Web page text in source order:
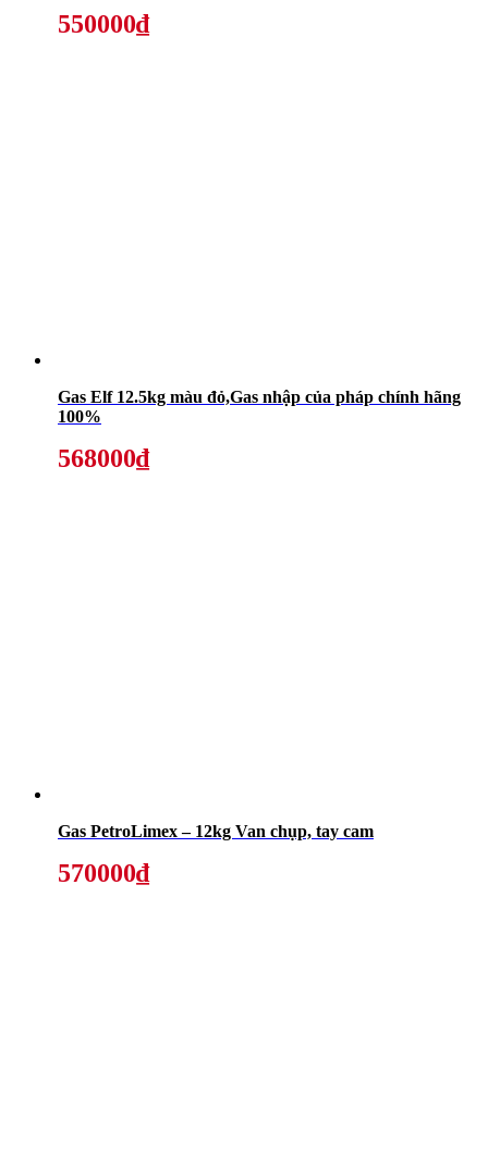
550000₫
Gas Elf 12.5kg màu đỏ,Gas nhập của pháp chính hãng
100%
568000₫
Gas PetroLimex – 12kg Van chụp, tay cam
570000₫